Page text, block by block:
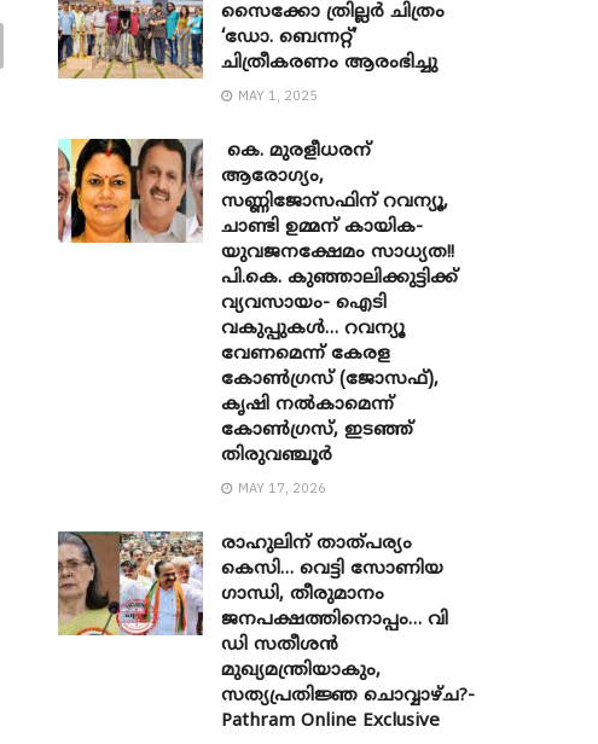
സൈക്കോ ത്രില്ലർ ചിത്രം
‘ഡോ. ബെന്നറ്റ്’
ചിത്രീകരണം ആരംഭിച്ചു
MAY 1, 2025
കെ. മുരളീധരന്
ആരോഗ്യം,
സണ്ണിജോസഫിന് റവന്യൂ,
ചാണ്ടി ഉമ്മന് കായിക-
യുവജനക്ഷേമം സാധ്യത!!
പി.കെ. കുഞ്ഞാലിക്കുട്ടിക്ക്
വ്യവസായം- ഐടി
വകുപ്പുകൾ… റവന്യൂ
വേണമെന്ന് കേരള
കോൺഗ്രസ് (ജോസഫ്),
കൃഷി നൽകാമെന്ന്
കോൺഗ്രസ്, ഇടഞ്ഞ്
തിരുവഞ്ചൂർ
MAY 17, 2026
രാഹുലിന് താത്പര്യം
കെസി… വെട്ടി സോണിയ ​
ഗാന്ധി, തീരുമാനം
ജനപക്ഷത്തിനൊപ്പം… വി
ഡി സതീശൻ
മുഖ്യമന്ത്രിയാകും,
സത്യപ്രതിജ്ഞ ചൊവ്വാഴ്ച?-
Pathram Online Exclusive